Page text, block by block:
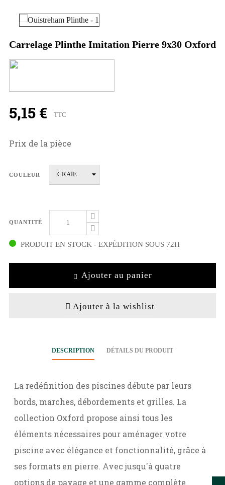
Carrelage Plinthe Imitation Pierre 9x30 Oxford
5,15 € TTC
Prix de la pièce
COULEUR
QUANTITÉ
PRODUIT EN STOCK - EXPÉDITION SOUS 72H
Ajouter au panier
Ajouter à la wishlist
DESCRIPTION DÉTAILS DU PRODUIT
La redéfinition des piscines débute par leurs
bords, marches, débordements et grilles. La
collection Oxford propose ainsi tous les
éléments nécessaires pour aménager votre
piscine avec élégance et fonctionnalité, grâce à
ses formats en pierre. Avec jusqu'à quatre
options de pavage et une gamme complète